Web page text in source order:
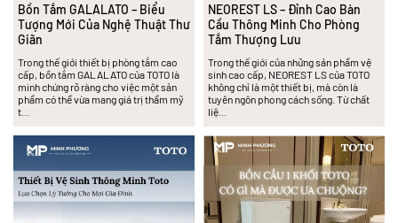
Bồn Tắm GALALATO – Biểu
Tượng Mới Của Nghệ Thuật Thư
Giãn
Trong thế giới thiết bị phòng tắm cao
cấp, bồn tắm GALALATO của TOTO là
minh chứng rõ ràng cho việc một sản
phẩm có thể vừa mang giá trị thẩm mỹ
t…
NEOREST LS – Đỉnh Cao Bàn
Cầu Thông Minh Cho Phòng
Tắm Thượng Lưu
Trong thế giới của những sản phẩm vệ
sinh cao cấp, NEOREST LS của TOTO
không chỉ là một thiết bị, mà còn là
tuyên ngôn phong cách sống. Từ chất
liệ…